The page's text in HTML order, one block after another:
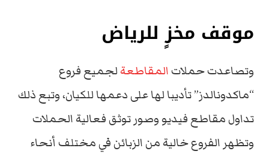
موقف مخزٍ للرياض
وتصاعدت حملاتالمقاطعةلجميع فروع
“ماكدونالدز” تأديبا لها على دعمها للكيان، وتبع ذلك
تداول مقاطع فيديو وصور توثق فعالية الحملات
وتظهر الفروع خالية من الزبائن في مختلف أنحاء